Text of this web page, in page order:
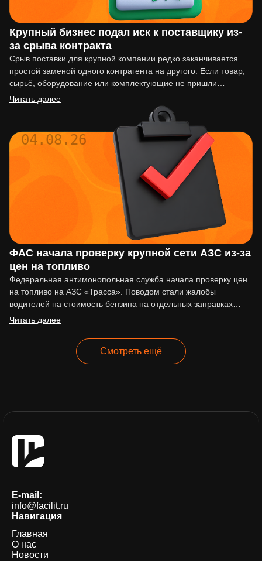
Крупный бизнес подал иск к поставщику из-
за срыва контракта
Срыв поставки для крупной компании редко заканчивается
простой заменой одного контрагента на другого. Если товар,
сырьё, оборудование или комплектующие не пришли
вовремя, последствия могут…
Читать далее
04.08.26
ФАС начала проверку крупной сети АЗС из-за
цен на топливо
Федеральная антимонопольная служба начала проверку цен
на топливо на АЗС «Трасса». Поводом стали жалобы
водителей на стоимость бензина на отдельных заправках
сети. По сообщениям…
Читать далее
Смотреть ещё
E-mail:
info@facilit.ru
Навигация
Главная
О нас
Новости